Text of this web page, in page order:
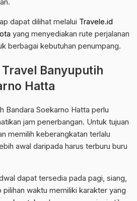
dapat dilihat melalui Travele.id
yang menyediakan rute perjalanan
berbagai kebutuhan penumpang.
Banyuputih
Hatta
Bandara Soekarno Hatta perlu
jam penerbangan. Untuk tujuan
memilih keberangkatan terlalu
awal daripada harus terburu buru
dapat tersedia pada pagi, siang,
pilihan waktu memiliki karakter yang